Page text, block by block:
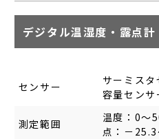
デジタル温湿度・露点計
センサー
サーミス
容量センサ
測定範囲
温度：0～
点：－